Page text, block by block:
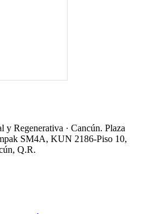
Regenerativa · Cancún. Plaza
SM4A, KUN 2186-Piso 10,
Q.R.